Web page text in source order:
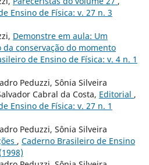
Ensino de Física: v. 27 n. 3
Demonstre em aula: Um
conservação do momento
de Ensino de Física: v. 4 n. 1
Peduzzi, Sônia Silveira
Cabral da Costa, Editorial ,
Ensino de Física: v. 27 n. 1
Peduzzi, Sônia Silveira
, Caderno Brasileiro de Ensino